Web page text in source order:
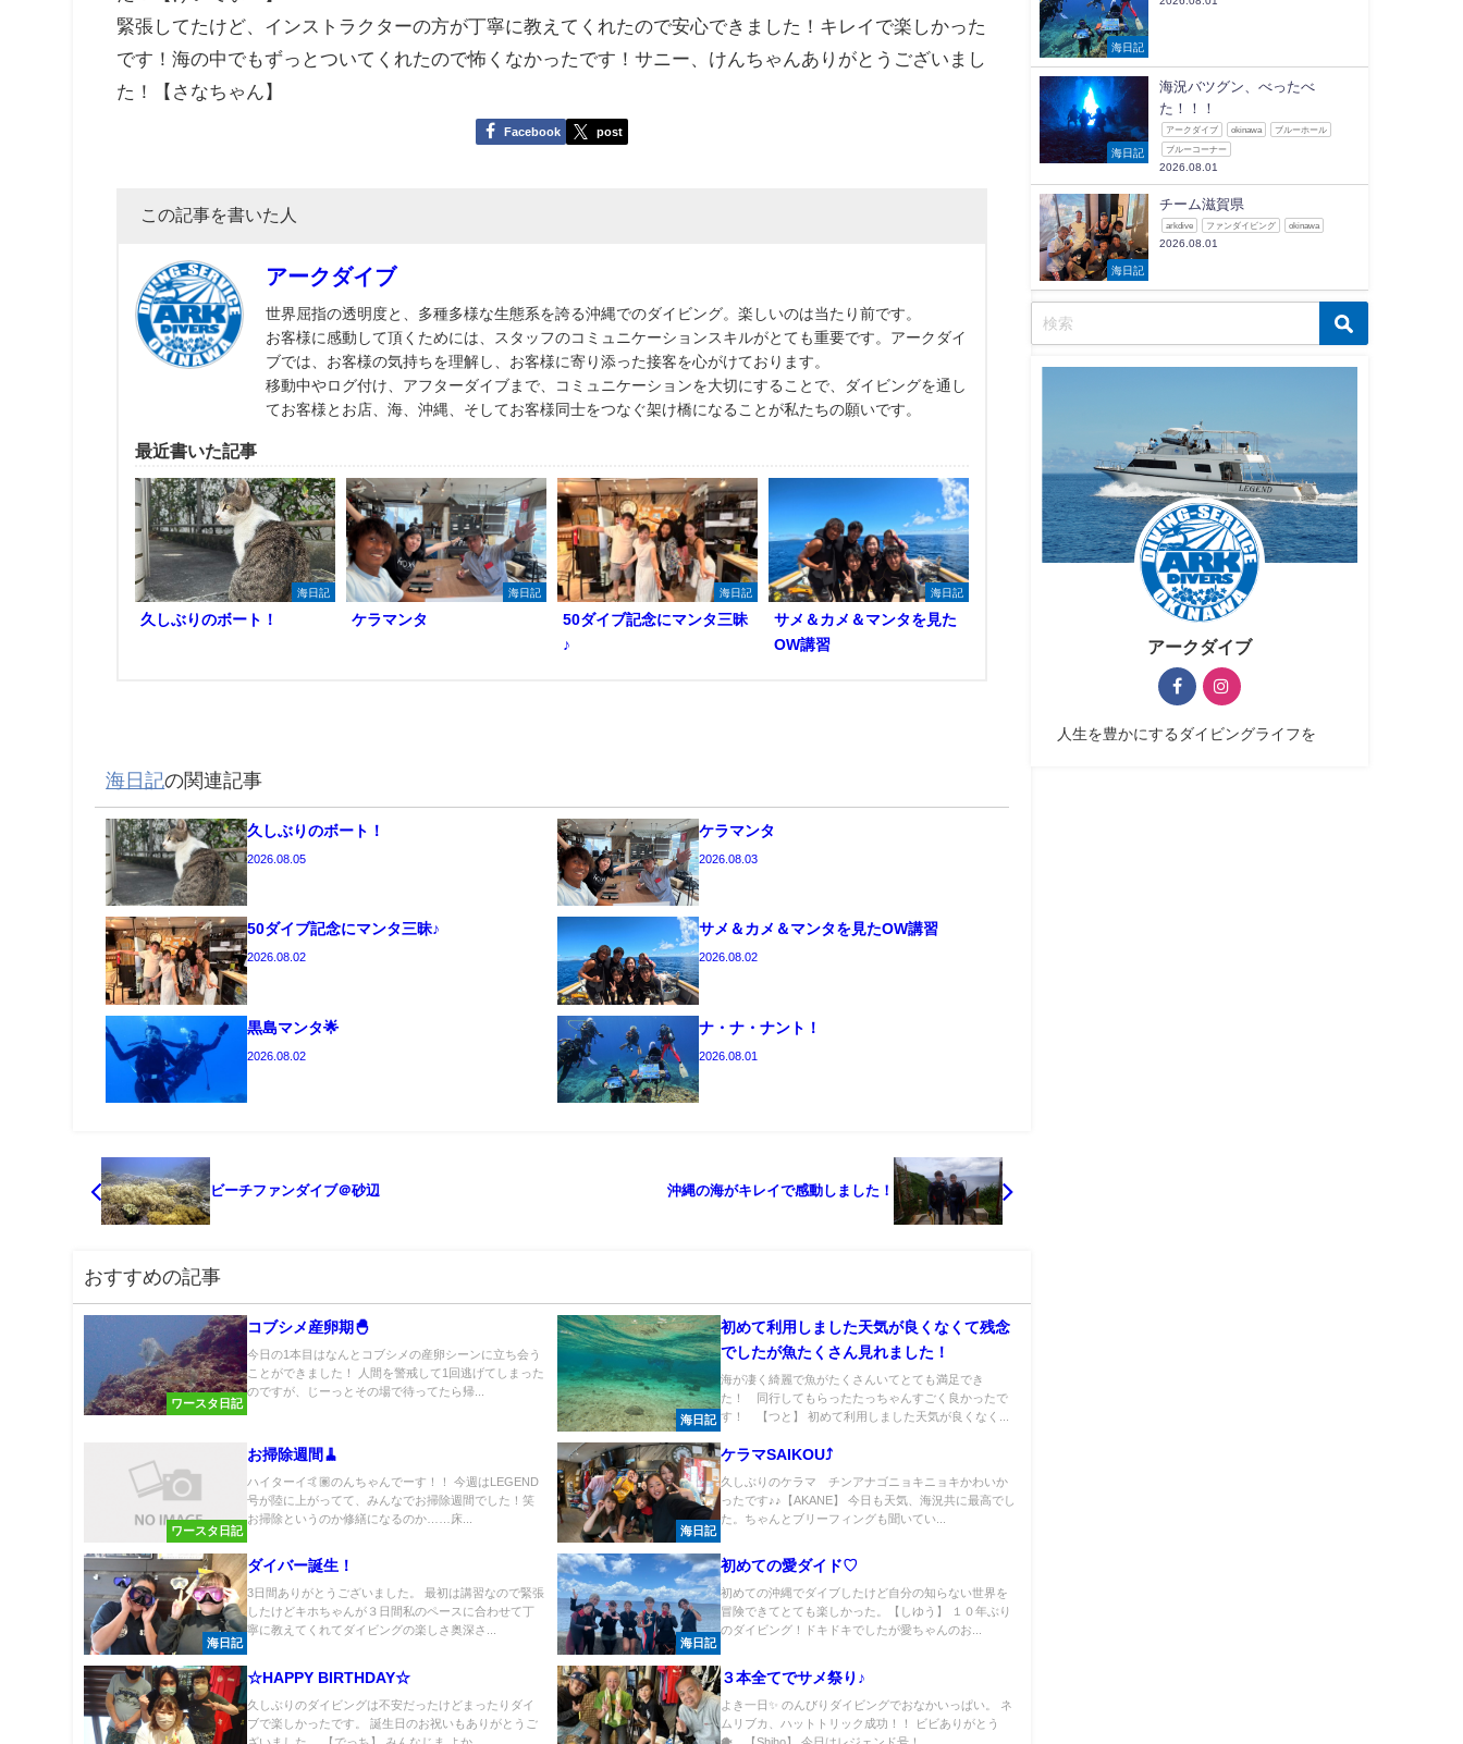
緊張してたけど、インストラクターの方が丁寧に教えてくれたので安心できました！キレイで楽しかった
です！海の中でもずっとついてくれたので怖くなかったです！サニー、けんちゃんありがとうございまし
た！【さなちゃん】
Facebook post
この記事を書いた人
アークダイブ
世界屈指の透明度と、多種多様な生態系を誇る沖縄でのダイビング。楽しいのは当たり前です。
お客様に感動して頂くためには、スタッフのコミュニケーションスキルがとても重要です。アークダイ
ブでは、お客様の気持ちを理解し、お客様に寄り添った接客を心がけております。
移動中やログ付け、アフターダイブまで、コミュニケーションを大切にすることで、ダイビングを通し
てお客様とお店、海、沖縄、そしてお客様同士をつなぐ架け橋になることが私たちの願いです。
最近書いた記事
海日記
久しぶりのボート！
海日記
ケラマンタ
海日記
50ダイブ記念にマンタ三昧
♪
海日記
サメ＆カメ＆マンタを見た
OW講習
海日記の関連記事
久しぶりのボート！
2026.08.05
ケラマンタ
2026.08.03
50ダイブ記念にマンタ三昧♪
2026.08.02
サメ＆カメ＆マンタを見たOW講習
2026.08.02
黒島マンタ🌟
2026.08.02
ナ・ナ・ナント！
2026.08.01
ビーチファンダイブ＠砂辺 沖縄の海がキレイで感動しました！
おすすめの記事
ワースタ日記
コブシメ産卵期🐣
今日の1本目はなんとコブシメの産卵シーンに立ち会う
ことができました！ 人間を警戒して1回逃げてしまった
のですが、じーっとその場で待ってたら帰...
海日記
初めて利用しました天気が良くなくて残念
でしたが魚たくさん見れました！
海が凄く綺麗で魚がたくさんいてとても満足でき
た！ 同行してもらったたっちゃんすごく良かったで
す！ 【つと】 初めて利用しました天気が良くなく...
ワースタ日記
お掃除週間🧹
ハイターイ🤙🏽のんちゃんでーす！！ 今週はLEGEND
号が陸に上がってて、みんなでお掃除週間でした！笑
お掃除というのか修繕になるのか……床...
海日記
ケラマSAIKOU⤴
久しぶりのケラマ チンアナゴニョキニョキかわいか
ったです♪♪【AKANE】 今日も天気、海況共に最高でし
た。ちゃんとブリーフィングも聞いてい...
海日記
ダイバー誕生！
3日間ありがとうございました。 最初は講習なので緊張
したけどキホちゃんが３日間私のペースに合わせて丁
寧に教えてくれてダイビングの楽しさ奥深さ...
海日記
初めての愛ダイド♡
初めての沖縄でダイブしたけど自分の知らない世界を
冒険できてとても楽しかった。【しゆう】 １０年ぶり
のダイビング！ドキドキでしたが愛ちゃんのお...
☆HAPPY BIRTHDAY☆
久しぶりのダイビングは不安だったけどまったりダイ
ブで楽しかったです。 誕生日のお祝いもありがとうご
３本全てでサメ祭り♪
よき一日✨ のんびりダイビングでおなかいっぱい。 ネ
ムリブカ、ハットトリック成功！！ ビビありがとう
海日記
海日記
海況バツグン、べったべ
た！！！
アークダイブ okinawa ブルーホール
ブルーコーナー
2026.08.01
海日記
チーム滋賀県
arkdive ファンダイビング okinawa
2026.08.01
アークダイブ
人生を豊かにするダイビングライフを